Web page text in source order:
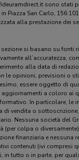
sono stati
Piazza San Carlo, 156
alla prestazione dei
si basano su
all’accuratezza,
alla data di
le opinioni, previsioni o
essere oggetto di
a coloro
In particolare, le
di vendita o
Nessuna società del
colpa o
finanziaria e
contenuti (ivi
in tutto o in parte, per